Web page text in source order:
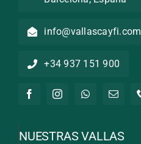
info@vallascayfi.com
+34 937 151 900
NUESTRAS VALLAS